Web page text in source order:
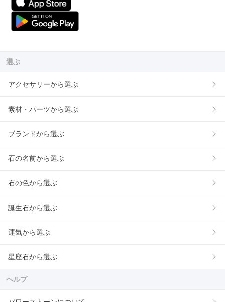
選ぶ
アクセサリーから選ぶ
素材・パーツから選ぶ
ブランドから選ぶ
石の名前から選ぶ
石の色から選ぶ
誕生石から選ぶ
運気から選ぶ
星座石から選ぶ
ヘルプ